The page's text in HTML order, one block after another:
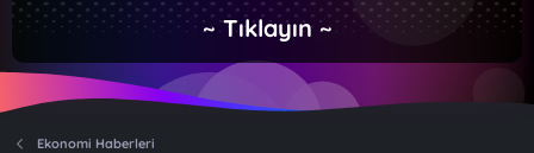
~ Tıklayın ~
Ekonomi Haberleri